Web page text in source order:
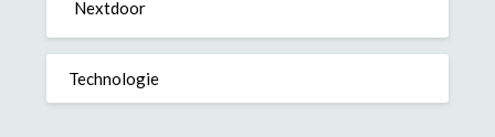
Nextdoor
Technologie